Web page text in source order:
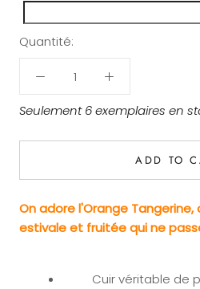
Quantité:
Seulement 6 exemplaires en
ADD TO
On adore l'Orange
estivale et fruitée qui ne
Cuir véritable de